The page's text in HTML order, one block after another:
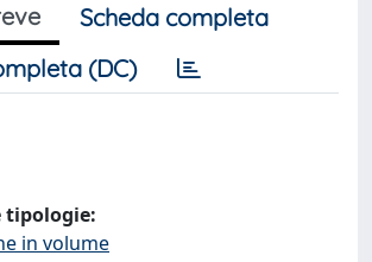
Scheda completa
(DC)
tipologie:
in volume